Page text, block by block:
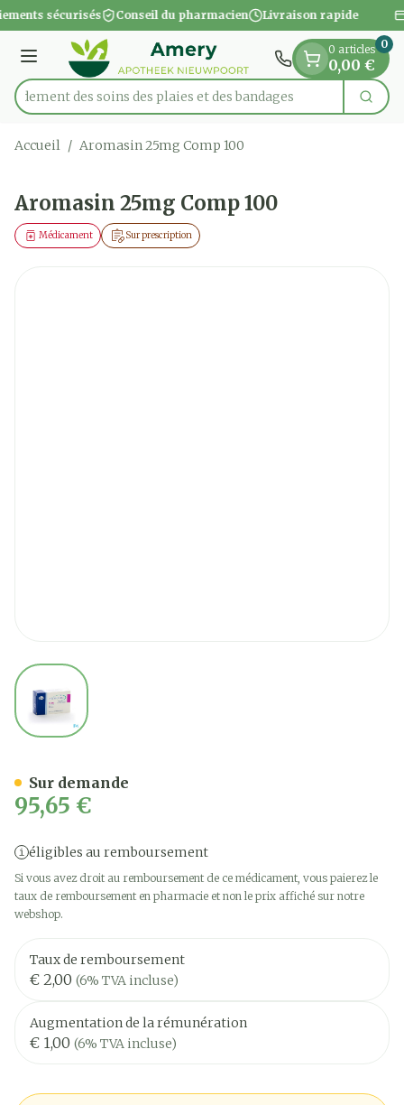
Aller au contenu
1 de 1
sécurisés Conseil du pharmacien Livraison rapide
Menu
Rechercherdes soins des plaies et des bandages
0 articles
0,00 €
0
Accueil / Aromasin 25mg Comp 100
Aromasin 25mg Comp 100
Sur prescription
Médicament
View larger image
95,65 €
éligibles au remboursement
Si vous avez droit au remboursement de ce médicament, vous paierez le
taux de remboursement en pharmacie et non le prix affiché sur notre
webshop.
Taux de remboursement
€ 2,00 (6% TVA incluse)
Augmentation de la rémunération
€ 1,00 (6% TVA incluse)
Sur demande